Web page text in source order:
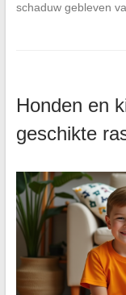
schaduw gebleven
Honden en
geschikte